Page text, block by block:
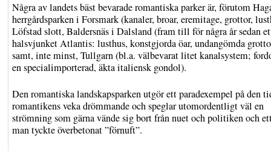
Några av landets bäst bevarade romantiska parker är, förutom
herrgårdsparken i Forsmark (kanaler, broar, eremitage, grottor,
Löfstad slott, Baldersnäs i Dalsland (fram till för några år sedan
halsvjunket Atlantis: lusthus, konstgjorda öar, undangömda
samt, inte minst, Tullgarn (bl.a. välbevarat litet kanalsystem;
en specialimporterad, äkta italiensk gondol).
Den romantiska landskapsparken utgör ett paradexempel på den
romantikens veka drömmande och speglar utomordentligt väl en
strömning som gärna vände sig bort från nuet och politiken och
man tyckte överbetonat ”förnuft”.